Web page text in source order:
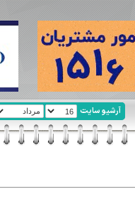
آرشیو سایت